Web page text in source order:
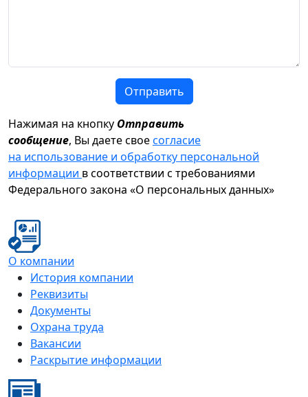
Отправить
Нажимая на кнопку Отправить
сообщение, Вы даете своесогласие
на использование и обработку персональной
информации в соответствии с требованиями
Федерального закона «О персональных данных»
О компании
История компании
Реквизиты
Документы
Охрана труда
Вакансии
Раскрытие информации